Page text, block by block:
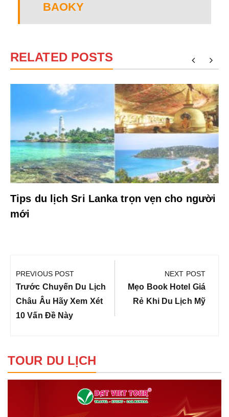
BAOKY
RELATED POSTS
Tips du lịch Sri Lanka trọn vẹn cho người
mới
hướng
bài
viết
PREVIOUS POST
Previous
Post:
Trước Chuyến Du Lịch
Châu Âu Hãy Xem Xét
10 Vấn Đề Này
NEXT POST
Next
Post:
Mẹo Book Hotel Giá
Rẻ Khi Du Lịch Mỹ
TOUR DU LỊCH